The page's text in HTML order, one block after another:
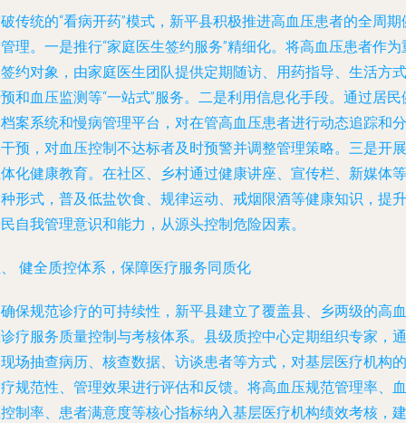
传统的“看病开药”模式，新平县积极推进高血压患者的全周期
理。一是推行“家庭医生签约服务”精细化。将高血压患者作为
约对象，由家庭医生团队提供定期随访、用药指导、生活方式
和血压监测等“一站式”服务。二是利用信息化手段。通过居民
案系统和慢病管理平台，对在管高血压患者进行动态追踪和分
预，对血压控制不达标者及时预警并调整管理策略。三是开展
化健康教育。在社区、乡村通过健康讲座、宣传栏、新媒体等
形式，普及低盐饮食、规律运动、戒烟限酒等健康知识，提升
自我管理意识和能力，从源头控制危险因素。
健全质控体系，保障医疗服务同质化
保规范诊疗的可持续性，新平县建立了覆盖县、乡两级的高血
疗服务质量控制与考核体系。县级质控中心定期组织专家，通
场抽查病历、核查数据、访谈患者等方式，对基层医疗机构的
规范性、管理效果进行评估和反馈。将高血压规范管理率、血
制率、患者满意度等核心指标纳入基层医疗机构绩效考核，建